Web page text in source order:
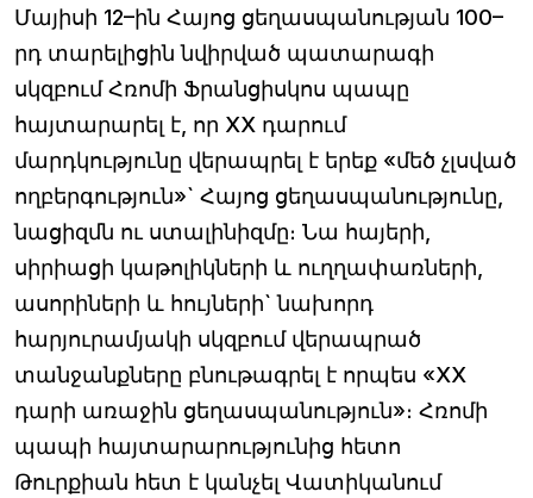
Մայիսի 12–ին Հայոց ցեղասպանության 100–
րդ տարելիցին նվիրված պատարագի
սկզբում Հռոմի Ֆրանցիսկոս պապը
հայտարարել է, որ XX դարում
մարդկությունը վերապրել է երեք «մեծ չլսված
ողբերգություն»` Հայոց ցեղասպանությունը,
նացիզմն ու ստալինիզմը։ Նա հայերի,
սիրիացի կաթոլիկների և ուղղափառների,
ասորիների և հույների` նախորդ
հարյուրամյակի սկզբում վերապրած
տանջանքները բնութագրել է որպես «ХХ
դարի առաջին ցեղասպանություն»։ Հռոմի
պապի հայտարարությունից հետո
Թուրքիան հետ է կանչել Վատիկանում